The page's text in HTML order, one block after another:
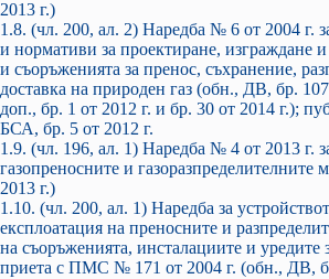
2013 г.)
1.8. (чл. 200, ал. 2) Наредба № 6 от 2004 г.
и нормативи за проектиране, изграждане
и съоръженията за пренос, съхранение,
доставка на природен газ (обн., ДВ, бр.
доп., бр. 1 от 2012 г. и бр. 30 от 2014 г.);
БСА, бр. 5 от 2012 г.
1.9. (чл. 196, ал. 1) Наредба № 4 от 2013 г.
газопреносните и
2013 г.)
1.10. (чл. 200, ал. 1) Наредба за
експлоатация на преносните и
на съоръженията, инсталациите и уредите
приета с ПМС № 171 от 2004 г. (обн., ДВ,